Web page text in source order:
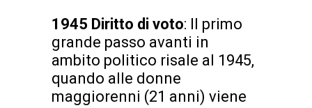
1945 Diritto di voto: Il primo
grande passo avanti in
ambito politico risale al 1945,
quando alle donne
maggiorenni (21 anni) viene